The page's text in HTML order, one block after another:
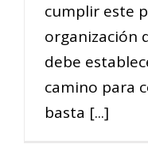
cumplir este
organización
debe
camino para
basta [...]